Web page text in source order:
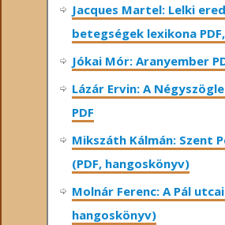
Jacques Martel: Lelki
betegségek lexikona
Jókai Mór: Aranyember
Lázár Ervin: A
PDF
Mikszáth Kálmán: Szent
(PDF, hangoskönyv)
Molnár Ferenc: A Pál
hangoskönyv)